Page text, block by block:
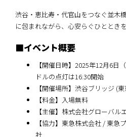
渋谷・恵比寿・代官山をつなぐ並木
に包まれながら、心安らぐひととき
■イベント概要
【開催日時】2025年12月6
ドルの点灯は16:30開始
【開催場所】渋谷ブリッジ (
【料金】入場無料
【主催】株式会社グローバル
【協力】東急株式会社 / 東急
社